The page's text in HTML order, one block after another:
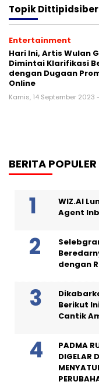
Topik
Entertainment
Hari Ini, Artis Wulan
Dimintai Klarifikasi
dengan Dugaan
Online
Kamis, 14 September 2023
BERITA POPULER
WIZ.AI
Agent
dengan
Berikut
Cantik
PADMA
DIGELAR